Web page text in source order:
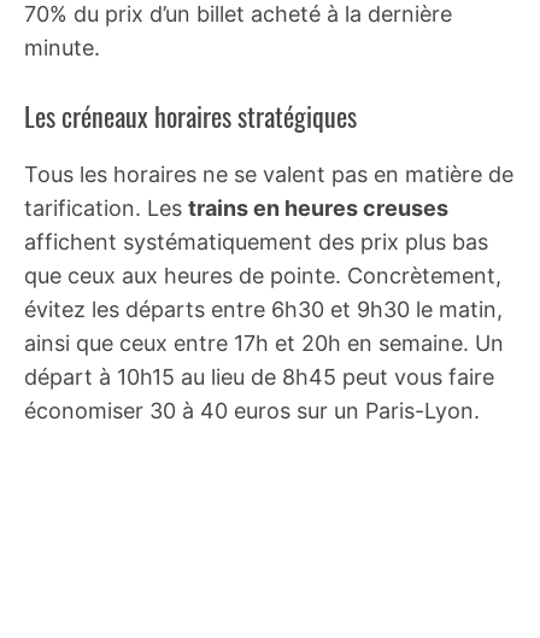
70% du prix d’un billet acheté à la dernière
minute.
Les créneaux horaires stratégiques
Tous les horaires ne se valent pas en matière de
tarification. Les trains en heures creuses
affichent systématiquement des prix plus bas
que ceux aux heures de pointe. Concrètement,
évitez les départs entre 6h30 et 9h30 le matin,
ainsi que ceux entre 17h et 20h en semaine. Un
départ à 10h15 au lieu de 8h45 peut vous faire
économiser 30 à 40 euros sur un Paris-Lyon.